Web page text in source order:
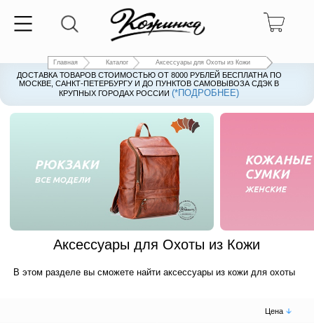
Главная Каталог Аксессуары для Охоты из Кожи
ДОСТАВКА ТОВАРОВ СТОИМОСТЬЮ ОТ 8000 РУБЛЕЙ БЕСПЛАТНА ПО
МОСКВЕ, САНКТ-ПЕТЕРБУРГУ И ДО ПУНКТОВ САМОВЫВОЗА СДЭК В
КРУПНЫХ ГОРОДАХ РОССИИ(*ПОДРОБНЕЕ)
ДОСТАВКА ТОВАРОВ СТОИМОСТЬЮ ОТ 8000 РУБЛЕЙ БЕСПЛАТНА ПО
МОСКВЕ, САНКТ-ПЕТЕРБУРГУ И ДО ПУНКТОВ САМОВЫВОЗА СДЭК В
КРУПНЫХ ГОРОДАХ РОССИИ(*ПОДРОБНЕЕ)
Женские кожаные
Аксессуары для Охоты из Кожи
В этом разделе вы сможете найти аксессуары из кожи для охоты
Цена